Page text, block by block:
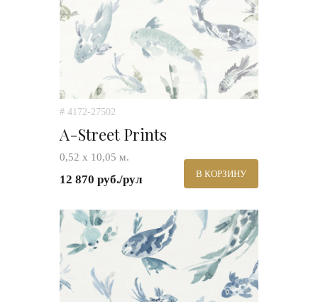
# 4172-27502
A-Street Prints
0,52 х 10,05 м.
12 870 руб./рул В КОРЗИНУ